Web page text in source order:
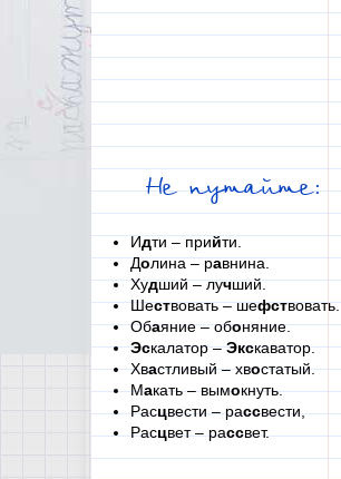
Не путайте:
Идти – прийти.
Долина – равнина.
Худший – лучший.
Шествовать – шефствовать.
Обаяние – обоняние.
Эскалатор –Экскаватор.
Хвастливый – хвостатый.
Макать – вымокнуть.
Расцвести – рассвести,
Расцвет – рассвет.